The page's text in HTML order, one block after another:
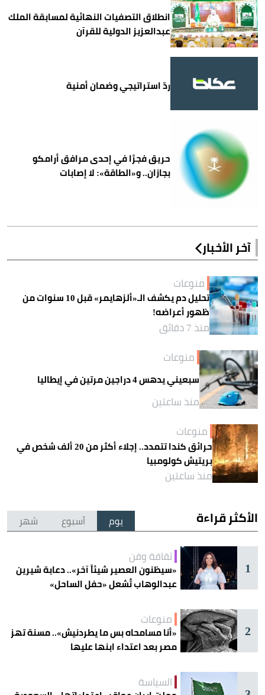
انطلاق التصفيات النهائية لمسابقة الملك
عبدالعزيز الدولية للقرآن
ردّ استراتيجي وضمان أمنية
حريق فجرًا في إحدى مرافق أرامكو
بجازان.. و«الطاقة»: لا إصابات
آخر الأخبار
منوعات
تحليل دم يكشف الـ«ألزهايمر» قبل 10 سنوات من
ظهور أعراضه!
منذ 7 دقائق
منوعات
سبعيني يدهس 4 دراجين مرتين في إيطاليا
منذ ساعتين
منوعات
حرائق كندا تتمدد.. إجلاء أكثر من 20 ألف شخص في
بريتيش كولومبيا
منذ ساعتين
الأكثر قراءة يوم أسبوع شهر
1
ثقافة وفن
«سيظنون العصير شيئاً آخر».. دعابة شيرين
عبدالوهاب تُشعل «حفل الساحل»
2
منوعات
«أنا مسامحاه بس ما يطردنيش».. مسنة تهز
مصر بعد اعتداء ابنها عليها
السياسة